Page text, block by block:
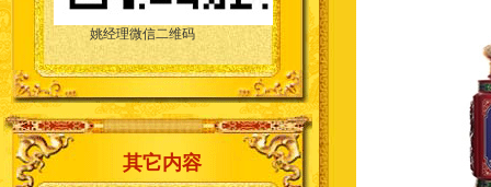
姚经理微信二维码
其它内容